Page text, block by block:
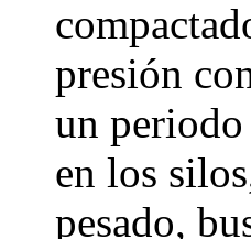
presión
un periodo
en los
pesado,